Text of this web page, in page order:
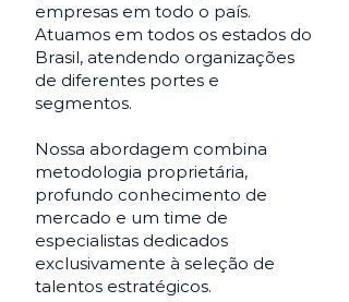
empresas em todo o país.
Atuamos em todos os estados do
Brasil, atendendo organizações
de diferentes portes e
segmentos.
Nossa abordagem combina
metodologia proprietária,
profundo conhecimento de
mercado e um time de
especialistas dedicados
exclusivamente à seleção de
talentos estratégicos.